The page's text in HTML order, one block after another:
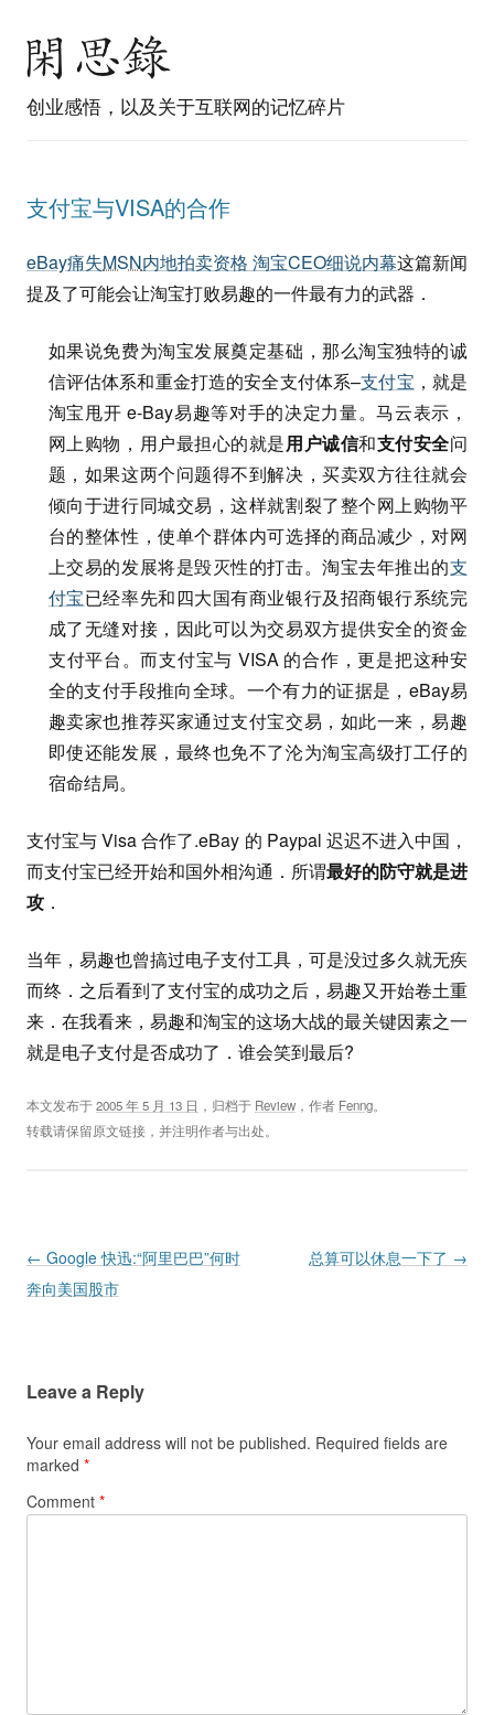
创业感悟，以及关于互联网的记忆碎片
支付宝与VISA的合作
eBay痛失MSN内地拍卖资格 淘宝CEO细说内幕这篇新闻
提及了可能会让淘宝打败易趣的一件最有力的武器．
如果说免费为淘宝发展奠定基础，那么淘宝独特的诚
信评估体系和重金打造的安全支付体系–支付宝 ，就是
淘宝甩开 e-Bay易趣等对手的决定力量。马云表示，
网上购物，用户最担心的就是用户诚信和支付安全问
题，如果这两个问题得不到解决，买卖双方往往就会
倾向于进行同城交易，这样就割裂了整个网上购物平
台的整体性，使单个群体内可选择的商品减少，对网
上交易的发展将是毁灭性的打击。淘宝去年推出的支
付宝已经率先和四大国有商业银行及招商银行系统完
成了无缝对接，因此可以为交易双方提供安全的资金
支付平台。而支付宝与 VISA 的合作，更是把这种安
全的支付手段推向全球。一个有力的证据是，eBay易
趣卖家也推荐买家通过支付宝交易，如此一来，易趣
即使还能发展，最终也免不了沦为淘宝高级打工仔的
宿命结局。
支付宝与 Visa 合作了.eBay 的 Paypal 迟迟不进入中国，
而支付宝已经开始和国外相沟通．所谓最好的防守就是进
攻 ．
当年，易趣也曾搞过电子支付工具，可是没过多久就无疾
而终．之后看到了支付宝的成功之后，易趣又开始卷土重
来．在我看来，易趣和淘宝的这场大战的最关键因素之一
就是电子支付是否成功了．谁会笑到最后?
本文发布于2005 年 5 月 13 日 ，归档于 Review ，作者 Fenng。
转载请保留原文链接，并注明作者与出处。
Post navigation
← Google 快迅:“阿里巴巴”何时
奔向美国股市
总算可以休息一下了 →
Leave a Reply
Your email address will not be published. Required fields are
marked *
Comment *